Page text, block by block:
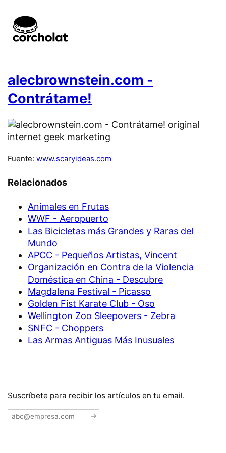
alecbrownstein.com -
Contrátame!
Fuente: www.scaryideas.com
Relacionados
Animales en Frutas
WWF - Aeropuerto
Las Bicicletas más Grandes y Raras del
Mundo
APCC - Pequeños Artistas, Vincent
Organización en Contra de la Violencia
Doméstica en China - Descubre
Magdalena Festival - Picasso
Golden Fist Karate Club - Oso
Wellington Zoo Sleepovers - Zebra
SNFC - Choppers
Las Armas Antiguas Más Inusuales
Suscríbete para recibir los artículos en tu email.